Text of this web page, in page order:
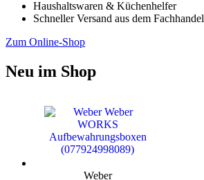
Haushaltswaren & Küchenhelfer
Schneller Versand aus dem Fachhandel
Zum Online-Shop
Neu im Shop
Weber